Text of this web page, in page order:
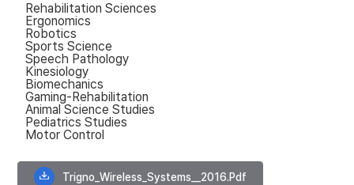
Rehabilitation Sciences
Ergonomics
Robotics
Sports Science
Speech Pathology
Kinesiology
Biomechanics
Gaming-Rehabilitation
Animal Science Studies
Pediatrics Studies
Motor Control
Trigno_Wireless_Systems__2016.pdf